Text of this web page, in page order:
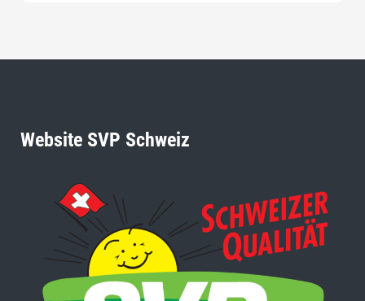
Website SVP Schweiz